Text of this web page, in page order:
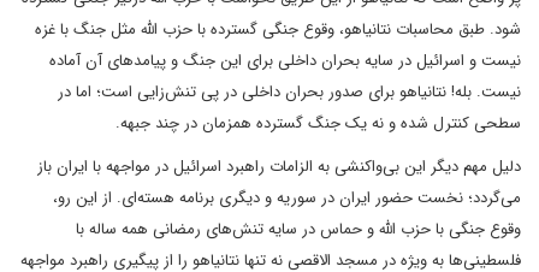
شود. طبق محاسبات نتانیاهو، وقوع جنگی گسترده با حزب الله مثل جنگ با غزه
نیست و اسرائیل در سایه بحران داخلی برای این جنگ و پیامدهای آن آماده
نیست. بله! نتانیاهو برای صدور بحران داخلی در پی تنش‌زایی است؛ اما در
سطحی کنترل شده و نه یک جنگ گسترده همزمان در چند جبهه.
دلیل مهم دیگر این بی‌واکنشی به الزامات راهبرد اسرائیل در مواجهه با ایران باز
می‌گردد؛ نخست حضور ایران در سوریه و دیگری برنامه هسته‌ای. از این رو،
وقوع جنگی با حزب الله و حماس در سایه تنش‌های رمضانی همه ساله با
فلسطینی‌ها به ویژه در مسجد الاقصی نه تنها نتانیاهو را از پیگیری راهبرد مواجهه